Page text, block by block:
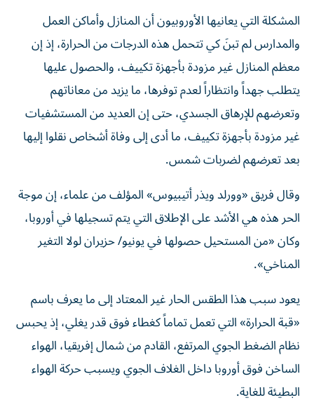
المشكلة التي يعانيها الأوروبيون أن المنازل وأماكن العمل
والمدارس لم تبنَ كي تتحمل هذه الدرجات من الحرارة، إذ إن
معظم المنازل غير مزودة بأجهزة تكييف، والحصول عليها
يتطلب جهداً وانتظاراً لعدم توفرها، ما يزيد من معاناتهم
وتعرضهم للإرهاق الجسدي، حتى إن العديد من المستشفيات
غير مزودة بأجهزة تكييف، ما أدى إلى وفاة أشخاص نقلوا إليها
بعد تعرضهم لضربات شمس.
وقال فريق «وورلد ويذر أتيبيوس» المؤلف من علماء، إن موجة
الحر هذه هي الأشد على الإطلاق التي يتم تسجيلها في أوروبا،
وكان «من المستحيل حصولها في يونيو/ حزيران لولا التغير
المناخي».
يعود سبب هذا الطقس الحار غير المعتاد إلى ما يعرف باسم
«قبة الحرارة» التي تعمل تماماً كغطاء فوق قدر يغلي، إذ يحبس
نظام الضغط الجوي المرتفع، القادم من شمال إفريقيا، الهواء
الساخن فوق أوروبا داخل الغلاف الجوي ويسبب حركة الهواء
البطيئة للغاية.